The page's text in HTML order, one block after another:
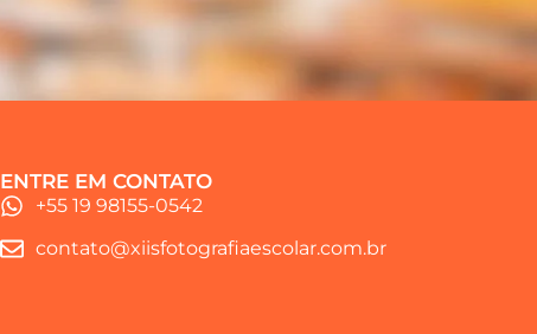
ENTRE EM CONTATO
+55 19 98155-0542
contato@xiisfotografiaescolar.com.br